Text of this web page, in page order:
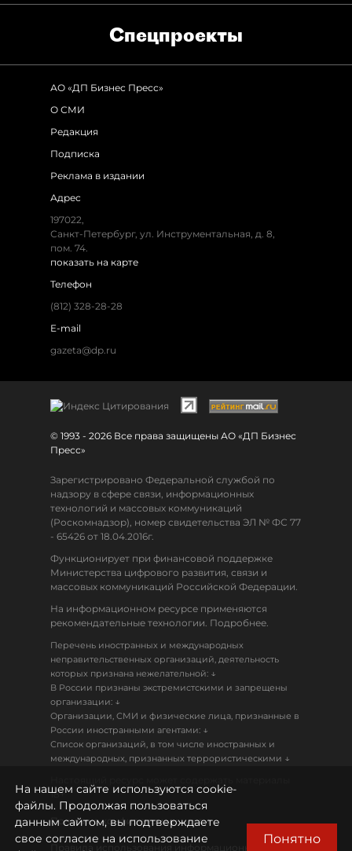
Спец­проекты
АО «ДП Бизнес Пресс»
О СМИ
Редакция
Подписка
Реклама в издании
Адрес
197022,
Санкт-Петербург, ул. Инструментальная, д. 8,
пом. 74.
показать на карте
Телефон
(812) 328-28-28
E-mail
gazeta@dp.ru
© 1993 - 2026 Все права защищены АО «ДП Бизнес
Пресс»
Зарегистрировано Федеральной службой по
надзору в сфере связи, информационных
технологий и массовых коммуникаций
(Роскомнадзор), номер свидетельства ЭЛ № ФС 77
- 65426 от 18.04.2016г.
Функционирует при финансовой поддержке
Министерства цифрового развития, связи и
массовых коммуникаций Российской Федерации.
На информационном ресурсе применяются
рекомендательные технологии. Подробнее.
Перечень иностранных и международных
неправительственных организаций, деятельность
которых признана нежелательной: ↓
В России признаны экстремистскими и запрещены
организации: ↓
Организации, СМИ и физические лица, признанные в
России иностранными агентами: ↓
Список организаций, в том числе иностранных и
международных, признанных террористическими ↓
18+
Политика конфиденциальности
Правила использования информационных
На нашем сайте используются cookie-
файлы. Продолжая пользоваться
данным сайтом, вы подтверждаете
свое согласие на использование
Понятно